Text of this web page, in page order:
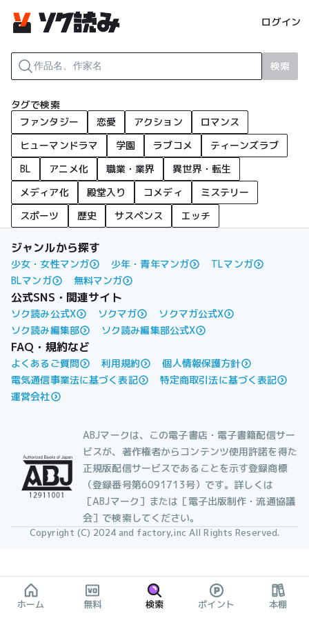
ログイン
検索
タグで検索
ファンタジー
恋愛 アクション
ロマンス
ヒューマンドラマ
学園 ラブコメ
ティーンズラブ
BL
アニメ化 職業・業界
異世界・転生
メディア化
殿堂入り コメディ
ミステリー
スポーツ
歴史 サスペンス エッチ
ジャンルから探す
少女・女性マンガ 少年・青年マンガ
TLマンガ
BLマンガ
無料マンガ
公式SNS・関連サイト
ソク読み公式X ソクマガ
ソクマガ公式X
ソク読み編集部
ソク読み編集部公式X
FAQ・規約など
よくあるご質問 利用規約
個人情報保護方針
電気通信事業法に基づく表記
特定商取引法に基づく表記
運営会社
ABJマークは、この電子書店・電子書籍配信サー
ビスが、著作権者からコンテンツ使用許諾を得た
正規版配信サービスであることを示す登録商標
（登録番号第6091713号）です。詳しくは
［ABJマーク］または［電子出版制作・流通協議
会］で検索してください。
Copyright (C) 2024 and factory,inc All Rights Reserved.
ホーム 無料 検索 ポイント 本棚